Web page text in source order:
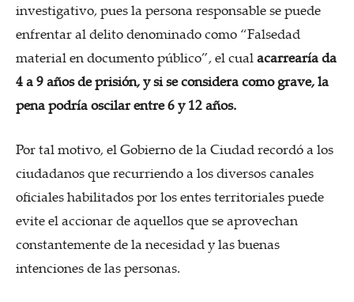
investigativo, pues la persona responsable se puede
enfrentar al delito denominado como “Falsedad
material en documento público”, el cualacarrearía da
4 a 9 años de prisión, y si se considera como grave, la
pena podría oscilar entre 6 y 12 años.
Por tal motivo, el Gobierno de la Ciudad recordó a los
ciudadanos que recurriendo a los diversos canales
oficiales habilitados por los entes territoriales puede
evite el accionar de aquellos que se aprovechan
constantemente de la necesidad y las buenas
intenciones de las personas.